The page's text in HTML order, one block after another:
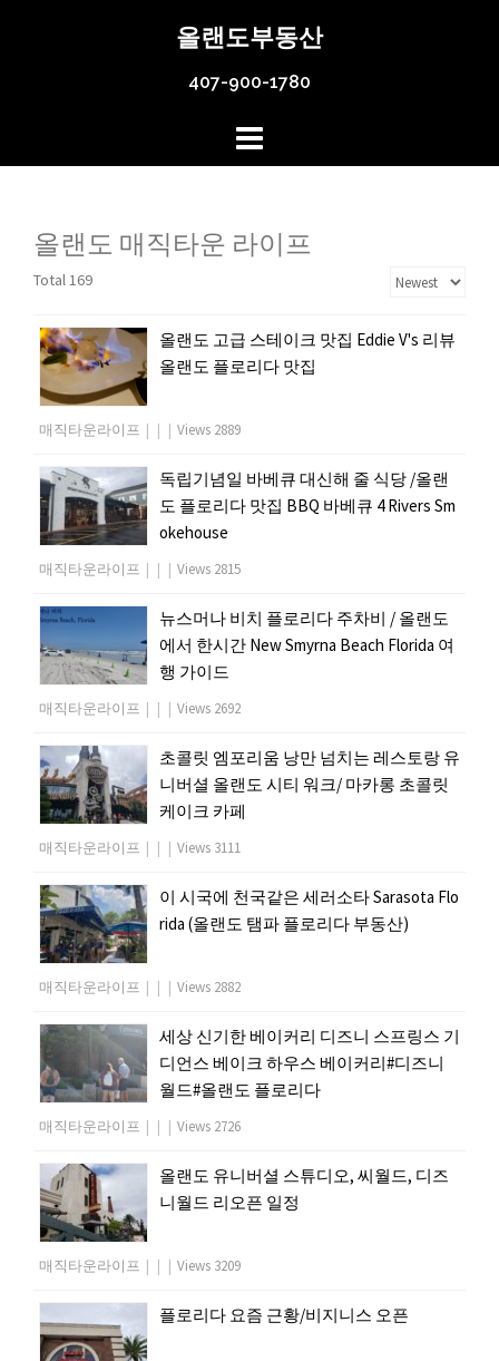
올랜도부동산
407-900-1780
올랜도 매직타운 라이프
Total 169
올랜도 고급 스테이크 맛집 Eddie V's 리뷰
올랜도 플로리다 맛집
매직타운라이프 | | | Views 2889
독립기념일 바베큐 대신해 줄 식당 /올랜
도 플로리다 맛집 BBQ 바베큐 4 Rivers Sm
okehouse
매직타운라이프 | | | Views 2815
뉴스머나 비치 플로리다 주차비 / 올랜도
에서 한시간 New Smyrna Beach Florida 여
행 가이드
매직타운라이프 | | | Views 2692
초콜릿 엠포리움 낭만 넘치는 레스토랑 유
니버셜 올랜도 시티 워크/ 마카롱 초콜릿
케이크 카페
매직타운라이프 | | | Views 3111
이 시국에 천국같은 세러소타 Sarasota Flo
rida (올랜도 탬파 플로리다 부동산)
매직타운라이프 | | | Views 2882
세상 신기한 베이커리 디즈니 스프링스 기
디언스 베이크 하우스 베이커리#디즈니
월드#올랜도 플로리다
매직타운라이프 | | | Views 2726
올랜도 유니버셜 스튜디오, 씨월드, 디즈
니월드 리오픈 일정
매직타운라이프 | | | Views 3209
플로리다 요즘 근황/비지니스 오픈